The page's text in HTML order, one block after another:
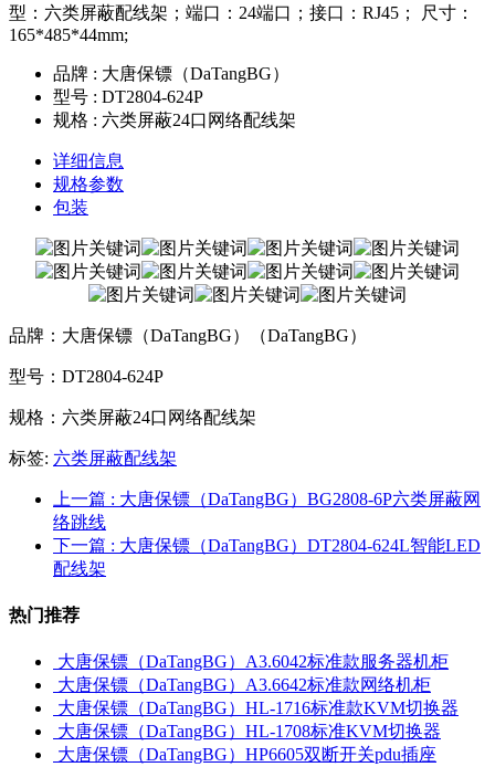
型：六类屏蔽配线架；端口：24端口；接口：RJ45； 尺寸：
165*485*44mm;
品牌 : 大唐保镖（DaTangBG）
型号 : DT2804-624P
规格 : 六类屏蔽24口网络配线架
详细信息
规格参数
包装
品牌：大唐保镖（DaTangBG）（DaTangBG）
型号：DT2804-624P
规格：六类屏蔽24口网络配线架
标签: 六类屏蔽配线架
上一篇 : 大唐保镖（DaTangBG）BG2808-6P六类屏蔽网
络跳线
下一篇 : 大唐保镖（DaTangBG）DT2804-624L智能LED
配线架
热门推荐
大唐保镖（DaTangBG）A3.6042标准款服务器机柜
大唐保镖（DaTangBG）A3.6642标准款网络机柜
大唐保镖（DaTangBG）HL-1716标准款KVM切换器
大唐保镖（DaTangBG）HL-1708标准KVM切换器
大唐保镖（DaTangBG）HP6605双断开关pdu插座